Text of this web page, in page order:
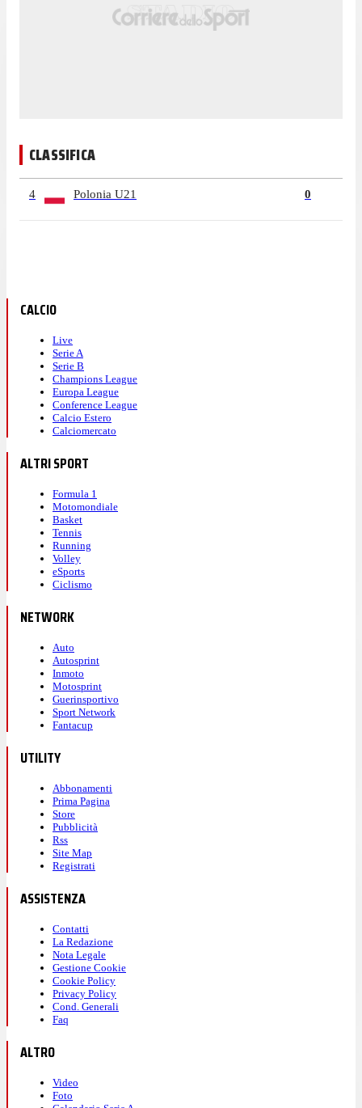
CLASSIFICA
4 Polonia U21 0
CALCIO
Live
Serie A
Serie B
Champions League
Europa League
Conference League
Calcio Estero
Calciomercato
ALTRI SPORT
Formula 1
Motomondiale
Basket
Tennis
Running
Volley
eSports
Ciclismo
NETWORK
Auto
Autosprint
Inmoto
Motosprint
Guerinsportivo
Sport Network
Fantacup
UTILITY
Abbonamenti
Prima Pagina
Store
Pubblicità
Rss
Site Map
Registrati
ASSISTENZA
Contatti
La Redazione
Nota Legale
Gestione Cookie
Cookie Policy
Privacy Policy
Cond. Generali
Faq
ALTRO
Video
Foto